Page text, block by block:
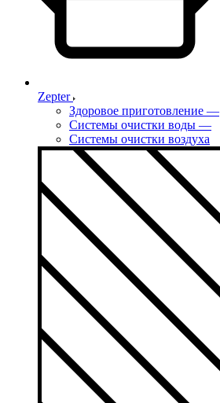
Zepter
Здоровое приготовление —
Системы очистки воды —
Системы очистки воздуха